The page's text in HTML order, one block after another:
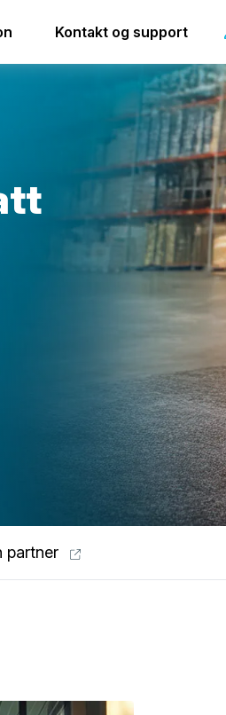
Kontakt og support
tt
partner